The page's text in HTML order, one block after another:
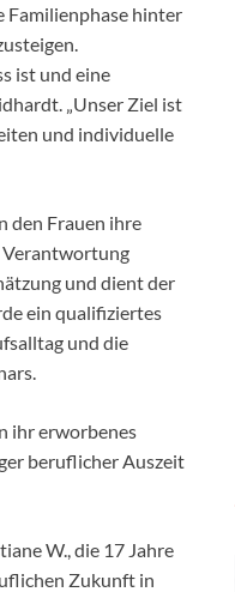
Familienphase hinter
ist und eine
„Unser Ziel ist
und individuelle
den Frauen ihre
Verantwortung
und dient der
ein qualifiziertes
und die
ihr erworbenes
beruflicher Auszeit
W., die 17 Jahre
Zukunft in